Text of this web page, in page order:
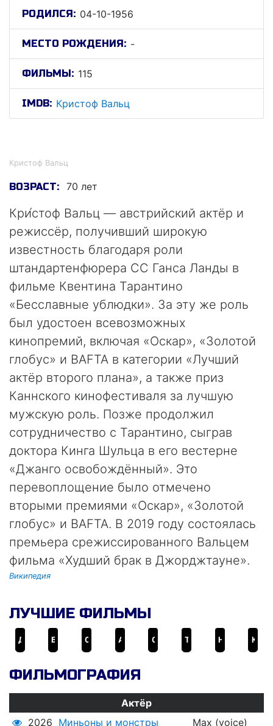
РОДИЛСЯ: 04-10-1956
МЕСТО РОЖДЕНИЯ: -
ФИЛЬМЫ: 115
IMDB: Кристоф Вальц
Кристоф Вальц
ВОЗРАСТ: 70 лет
Кри́стоф Вальц — австрийский актёр и
режиссёр, получивший широкую
известность благодаря роли
штандартенфюрера СС Ганса Ланды в
фильме Квентина Тарантино
«Бесславные ублюдки». За эту же роль
был удостоен всевозможных
кинопремий, включая «Оскар», «Золотой
глобус» и BAFTA в категории «Лучший
актёр второго плана», а также приз
Каннского кинофестиваля за лучшую
мужскую роль. Позже продолжил
сотрудничество с Тарантино, сыграв
доктора Кинга Шульца в его вестерне
«Джанго освобождённый». Это
перевоплощение было отмечено
вторыми премиями «Оскар», «Золотой
глобус» и BAFTA. В 2019 году состоялась
премьера срежиссированного Вальцем
фильма «Худший брак в Джорджтауне».
Википедия
ЛУЧШИЕ ФИЛЬМЫ
ФИЛЬМОГРАФИЯ
Актёр
2026 Миньоны и монстры Max (voice)